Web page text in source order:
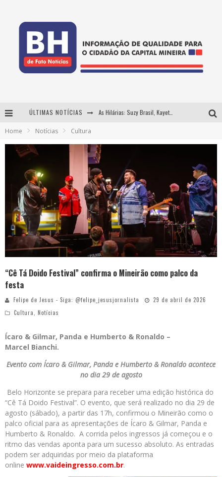
ÚLTIMAS NOTÍCIAS As Hilárias: Suzy Brasil, Kayete e Karoline Absinto retornam a Belo Horizonte para apresentação única no Teatro Sesiminas
Home Notícias Cultura
“Cê Tá Doido Festival” confirma o Mineirão como palco da
festa
Felipe de Jesus - Siga: @felipe_jesusjornalista
29 de abril de 2026
Cultura, Notícias
Ícaro & Gilmar, Panda e Humberto & Ronaldo –
Marcel Bianchi.
Evento com Ícaro & Gilmar, Panda e Humberto & Ronaldo acontece
no dia 29 de agosto
Belo Horizonte se prepara para receber uma edição histórica do
“Cê Tá Doido Festival”. O evento, que será realizado no dia 29 de
agosto (sábado), a partir das 17h, confirmou o Mineirão como o
palco oficial para as apresentações de Ícaro & Gilmar, Panda e
Humberto & Ronaldo. A corrida pelos ingressos já começou e o
ritmo das vendas aponta para um sucesso absoluto. As entradas
podem ser adquiridas por meio da plataforma
online www.vaideingresso.com.br.